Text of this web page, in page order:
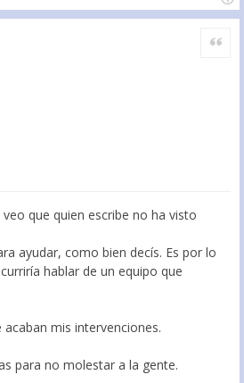
Citar
que quien escribe no ha visto
ayudar, como bien decís. Es por lo
hablar de un equipo que
mis intervenciones.
para no molestar a la gente.